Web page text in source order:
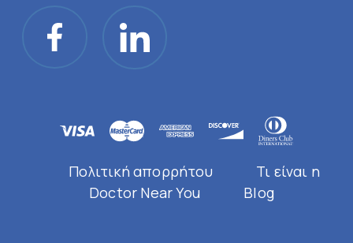
Πολιτική απορρήτου
Τι είναι η
Doctor Near You
Blog